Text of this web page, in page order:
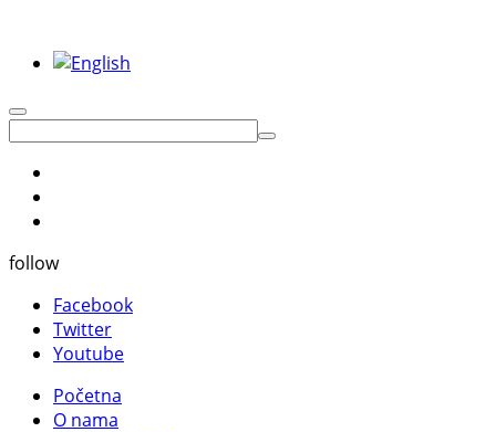
follow
Facebook
Twitter
Youtube
Početna
O nama